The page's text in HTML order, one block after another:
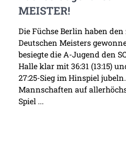
MEISTER!
Die Füchse Berlin haben
Deutschen Meisters
besiegte die A-Jugend den
Halle klar mit 36:31 (13:15)
27:25-Sieg im Hinspiel
Mannschaften auf
Spiel ...